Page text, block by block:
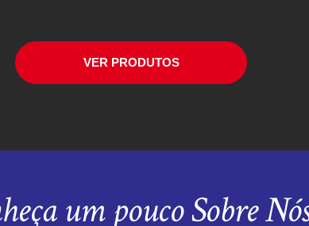
VER PRODUTOS
um pouco Sobre